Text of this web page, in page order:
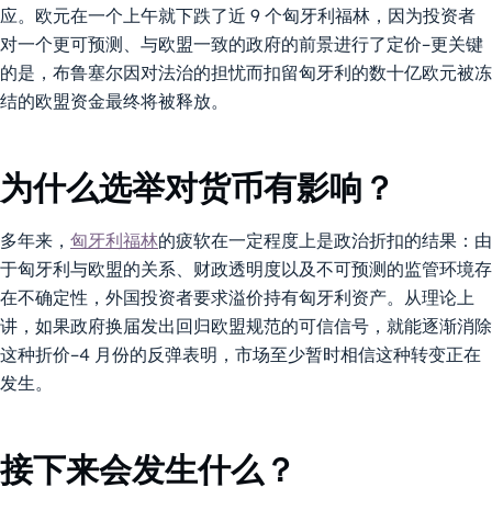
应。欧元在一个上午就下跌了近 9 个匈牙利福林，因为投资者
对一个更可预测、与欧盟一致的政府的前景进行了定价–更关键
的是，布鲁塞尔因对法治的担忧而扣留匈牙利的数十亿欧元被冻
结的欧盟资金最终将被释放。
为什么选举对货币有影响？
多年来， 匈牙利福林的疲软在一定程度上是政治折扣的结果：由
于匈牙利与欧盟的关系、财政透明度以及不可预测的监管环境存
在不确定性，外国投资者要求溢价持有匈牙利资产。从理论上
讲，如果政府换届发出回归欧盟规范的可信信号，就能逐渐消除
这种折价–4 月份的反弹表明，市场至少暂时相信这种转变正在
发生。
接下来会发生什么？